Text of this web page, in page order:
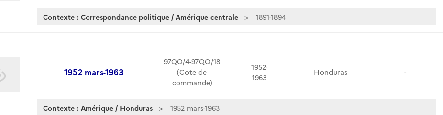
Contexte : Correspondance politique / Amérique centrale 1891-1894
1952 mars-1963
97QO/4-97QO/18
(Cote de
commande)
1952-
1963
Honduras -
Contexte : Amérique / Honduras 1952 mars-1963